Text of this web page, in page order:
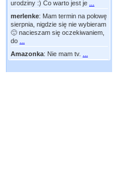
urodziny :) Co warto jest je
merlenke: Mam termin na połowę
sierpnia, nigdzie się nie wybieram
🙂 nacieszam się oczekiwaniem,
do
Amazonka: Nie mam tv.